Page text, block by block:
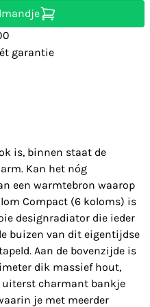
garantie
is, binnen staat de
Kan het nóg
een warmtebron waarop
Compact (6 koloms) is
designradiator die ieder
buizen van dit eigentijdse
Aan de bovenzijde is
dik massief hout,
uiterst charmant bankje
je met meerder